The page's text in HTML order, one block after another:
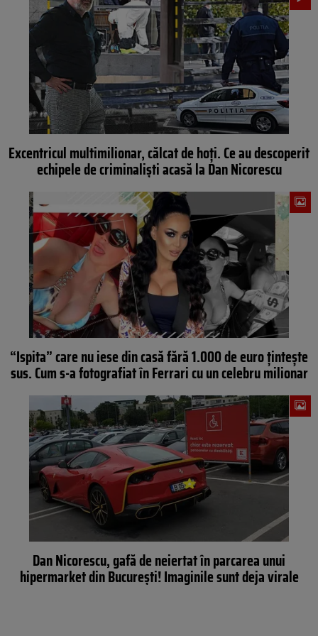
Excentricul multimilionar, călcat de hoți. Ce au descoperit
echipele de criminaliști acasă la Dan Nicorescu
“Ispita” care nu iese din casă fără 1.000 de euro țintește
sus. Cum s-a fotografiat în Ferrari cu un celebru milionar
Dan Nicorescu, gafă de neiertat în parcarea unui
hipermarket din București! Imaginile sunt deja virale